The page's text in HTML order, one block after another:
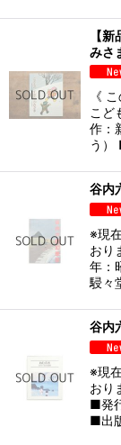
【
みさ
《
こど
作：
う
谷内
※現
おり
年：
駸々
谷内
※現
おり
■発
■出